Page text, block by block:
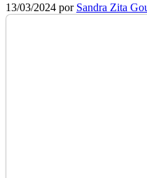
13/03/2024 por Sandra Zita